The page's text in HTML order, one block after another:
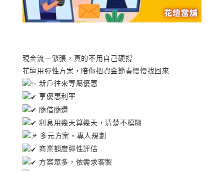
現金流一緊張，真的不用自己硬撐
花壇用彈性方案， 陪你把資金節奏慢慢找回來
新戶往來專屬優惠
享優惠利率
隨借隨還
利息用幾天算幾天，清楚不模糊
多元方案・專人規劃
商業額度彈性評估
方案眾多，依需求客製